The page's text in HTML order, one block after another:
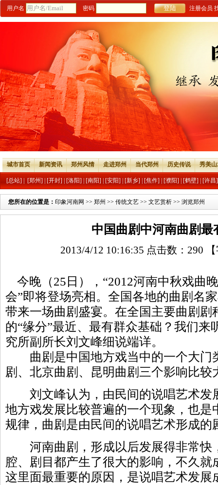
用户名 密码 注册会员
城市首页 新闻资讯 郑州风情 走进郑州 当代郑州 历史传说 秀美
[总站] [郑州] [开封] [洛阳] [南阳] [安阳] [新乡] [焦作] [濮阳] [鹤壁] [许昌]
您所在的位置是： 印象河南网 >> 郑州 >> 传统文艺 >> 文艺赏析 >> 浏览郑州
中国曲剧中河南曲剧最
2013/4/12 10:16:35 点击数： 290
今晚（25日），“2012河南中秋戏曲
会”即将登场亮相。全国各地的曲剧名
带来一场曲剧盛宴。在全国主要曲剧剧
的“缘分”最近、最有群众基础？我们来
究所副所长刘文峰细说端详。
曲剧是中国地方戏当中的一个大门
剧、北京曲剧、昆明曲剧三个影响比较
刘文峰认为，由民间的说唱艺术发
地方戏发展比较普遍的一个现象，也是
规律，曲剧是由民间的说唱艺术形成的
河南曲剧，形成以后发展得非常快
腔、剧目都产生了很大的影响，不久
这里面最重要的原因，是说唱艺术发展